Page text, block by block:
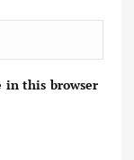
in this browser